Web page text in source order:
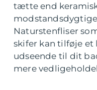
tætte end
Naturstenfliser
skifer kan tilføje
udseende til dit
mere